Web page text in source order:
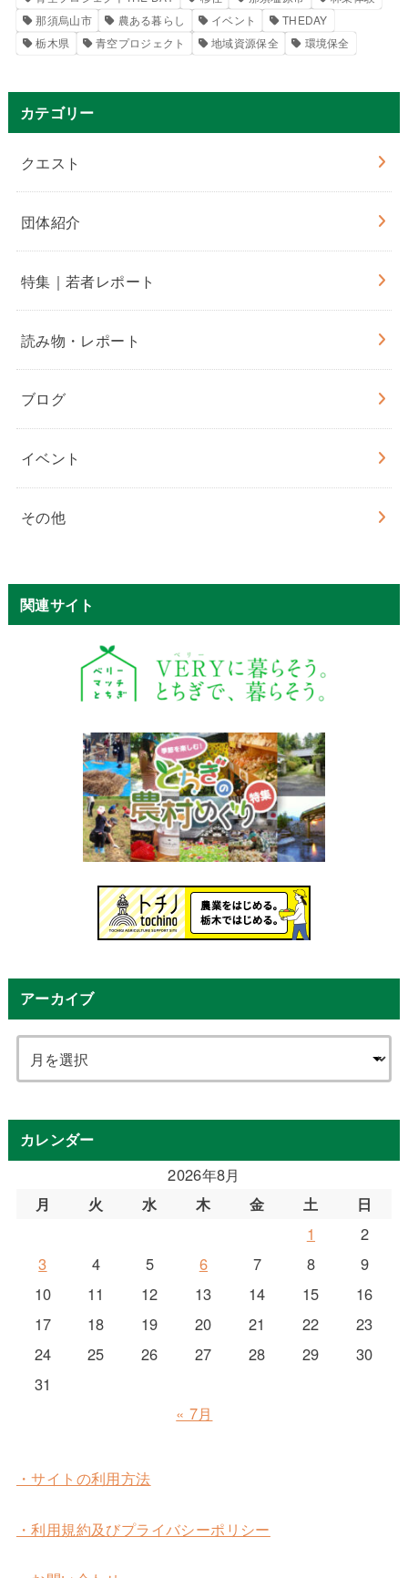
那須烏山市
農ある暮らし イベント
THEDAY
栃木県
青空プロジェクト 地域資源保全 環境保全
カテゴリー
クエスト
団体紹介
特集｜若者レポート
読み物・レポート
ブログ
イベント
その他
関連サイト
アーカイブ
カレンダー
2026年8月
月
火 水 木 金 土
日
1
2
3
4 5 6 7 8
9
10
11 12 13 14 15
16
17
18 19 20 21 22
23
24
25 26 27 28 29
30
31
« 7月
・サイトの利用方法
・利用規約及びプライバシーポリシー